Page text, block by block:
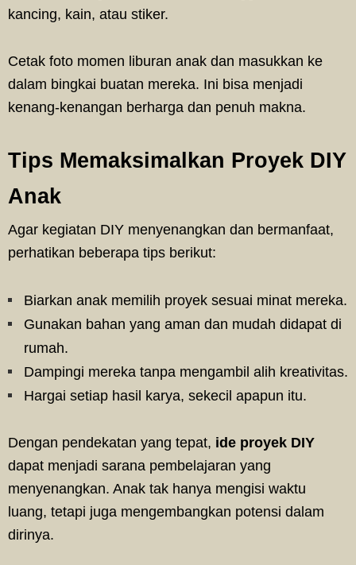
kancing, kain, atau stiker.
Cetak foto momen liburan anak dan masukkan ke
dalam bingkai buatan mereka. Ini bisa menjadi
kenang-kenangan berharga dan penuh makna.
Tips Memaksimalkan Proyek DIY
Anak
Agar kegiatan DIY menyenangkan dan bermanfaat,
perhatikan beberapa tips berikut:
Biarkan anak memilih proyek sesuai minat mereka.
Gunakan bahan yang aman dan mudah didapat di
rumah.
Dampingi mereka tanpa mengambil alih kreativitas.
Hargai setiap hasil karya, sekecil apapun itu.
Dengan pendekatan yang tepat, ide proyek DIY
dapat menjadi sarana pembelajaran yang
menyenangkan. Anak tak hanya mengisi waktu
luang, tetapi juga mengembangkan potensi dalam
dirinya.